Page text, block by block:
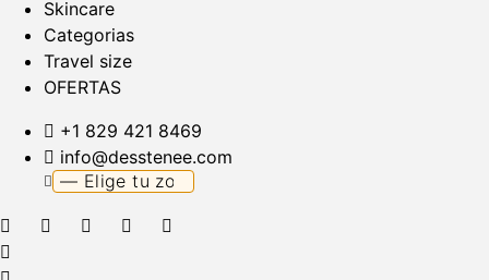
Skincare
Categorias
Travel size
OFERTAS
+1 829 421 8469
info@desstenee.com